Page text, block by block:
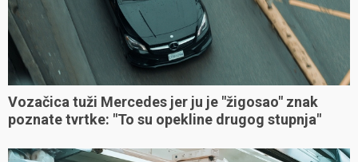
Vozačica tuži Mercedes jer ju je "žigosao" znak
poznate tvrtke: "To su opekline drugog stupnja"